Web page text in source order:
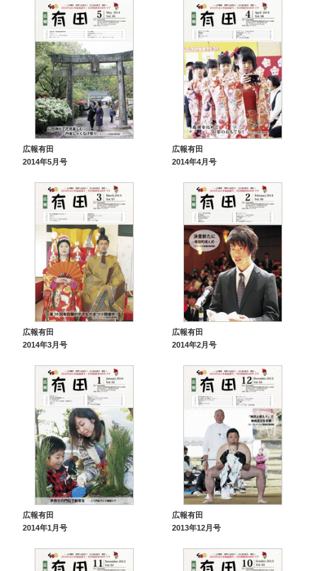
広報有田
2014年5月号
広報有田
2014年4月号
広報有田
2014年3月号
広報有田
2014年2月号
広報有田
2014年1月号
広報有田
2013年12月号